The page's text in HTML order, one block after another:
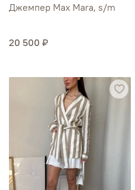
Джемпер Max Mara, s/m
20 500 ₽